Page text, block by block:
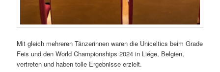
Mit gleich mehreren Tänzerinnen waren die Uniceltics beim Grade
Feis und den World Championships 2024 in Liége, Belgien,
vertreten und haben tolle Ergebnisse erzielt.